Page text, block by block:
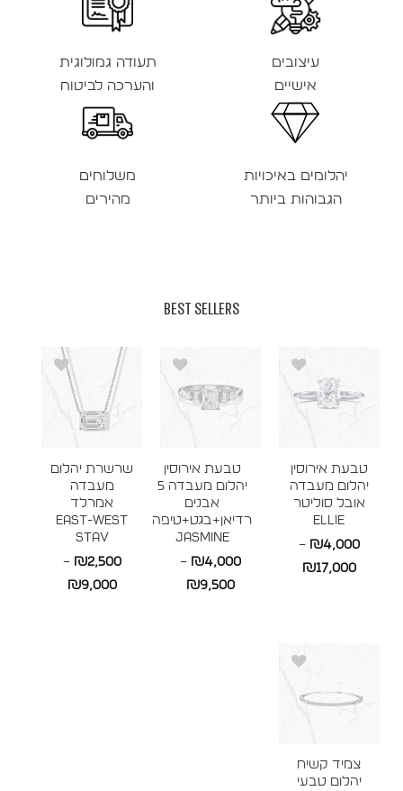
עיצובים
אישיים
תעודה גמולוגית
והערכה לביטוח
יהלומים באיכויות
הגבוהות ביותר
משלוחים
מהירים
BEST SELLERS
טבעת אירוסין
יהלום מעבדה
אובל סוליטר
ELLIE
₪4,000
–
₪17,000
⁦₪17,000⁩
טבעת אירוסין
יהלום מעבדה 5
אבנים
רדיאן+בגט+טיפה
JASMINE
₪4,000
–
₪9,500
שרשרת יהלום
מעבדה
אמרלד
East-West
STAV
₪2,500
–
₪9,000
צמיד קשיח
יהלום טבעי